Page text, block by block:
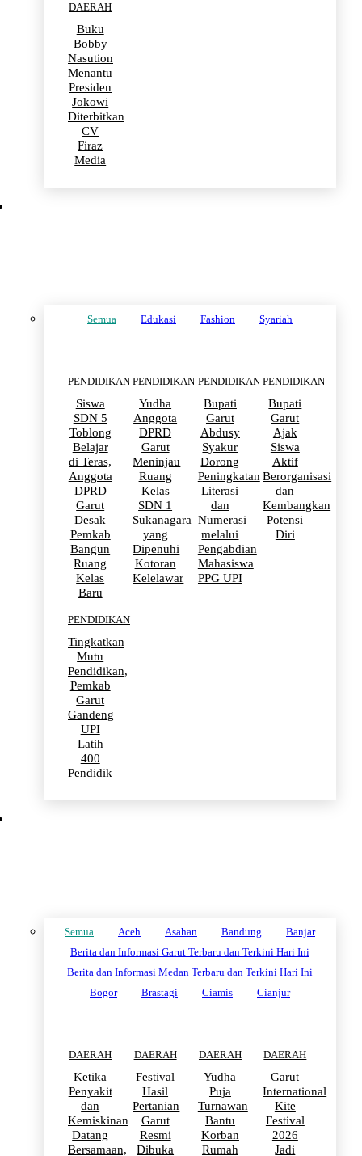
DAERAH
Buku
Bobby
Nasution
Menantu
Presiden
Jokowi
Diterbitkan
CV
Firaz
Media
Semua Edukasi Fashion Syariah
PENDIDIKAN
Siswa
SDN 5
Toblong
Belajar
di Teras,
Anggota
DPRD
Garut
Desak
Pemkab
Bangun
Ruang
Kelas
Baru
PENDIDIKAN
Yudha
Anggota
DPRD
Garut
Meninjau
Ruang
Kelas
SDN 1
Sukanagara
yang
Dipenuhi
Kotoran
Kelelawar
PENDIDIKAN
Bupati
Garut
Abdusy
Syakur
Dorong
Peningkatan
Literasi
dan
Numerasi
melalui
Pengabdian
Mahasiswa
PPG UPI
PENDIDIKAN
Bupati
Garut
Ajak
Siswa
Aktif
Berorganisasi
dan
Kembangkan
Potensi
Diri
PENDIDIKAN
Tingkatkan
Mutu
Pendidikan,
Pemkab
Garut
Gandeng
UPI
Latih
400
Pendidik
Semua Aceh Asahan Bandung
Banjar
Berita dan Informasi Garut Terbaru dan Terkini Hari Ini
Berita dan Informasi Medan Terbaru dan Terkini Hari Ini
Bogor
Brastagi Ciamis Cianjur
DAERAH
Ketika
Penyakit
dan
Kemiskinan
Datang
Bersamaan,
DAERAH
Festival
Hasil
Pertanian
Garut
Resmi
Dibuka
DAERAH
Yudha
Puja
Turnawan
Bantu
Korban
Rumah
DAERAH
Garut
International
Kite
Festival
2026
Jadi